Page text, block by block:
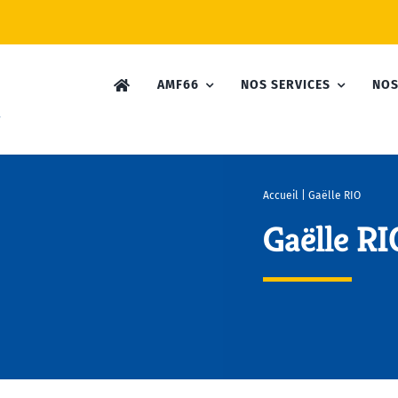
AMF66 NOS SERVICES
Accueil| Gaëlle RIO
Gaëlle